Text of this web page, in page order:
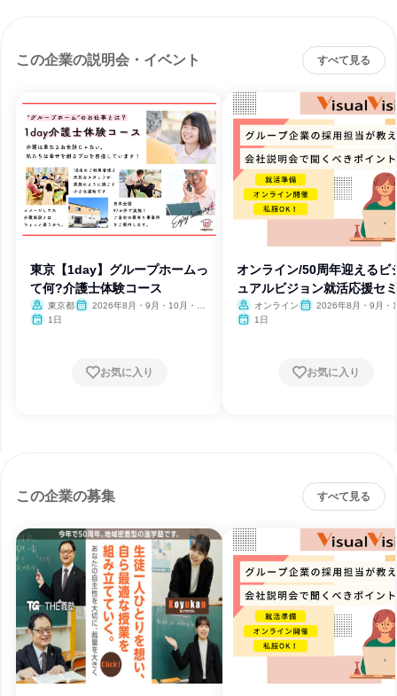
この企業の説明会・イベント すべて見る
東京【1day】グループホームっ
て何?介護士体験コース
東京都
2026年8月・9月・10月・11
1日
お気に入り
オンライン/50周年迎えるビ
ュアルビジョン就活応援セ
ー
オンライン
2026年8月・9月・
1日
お気に入り
この企業の募集 すべて見る